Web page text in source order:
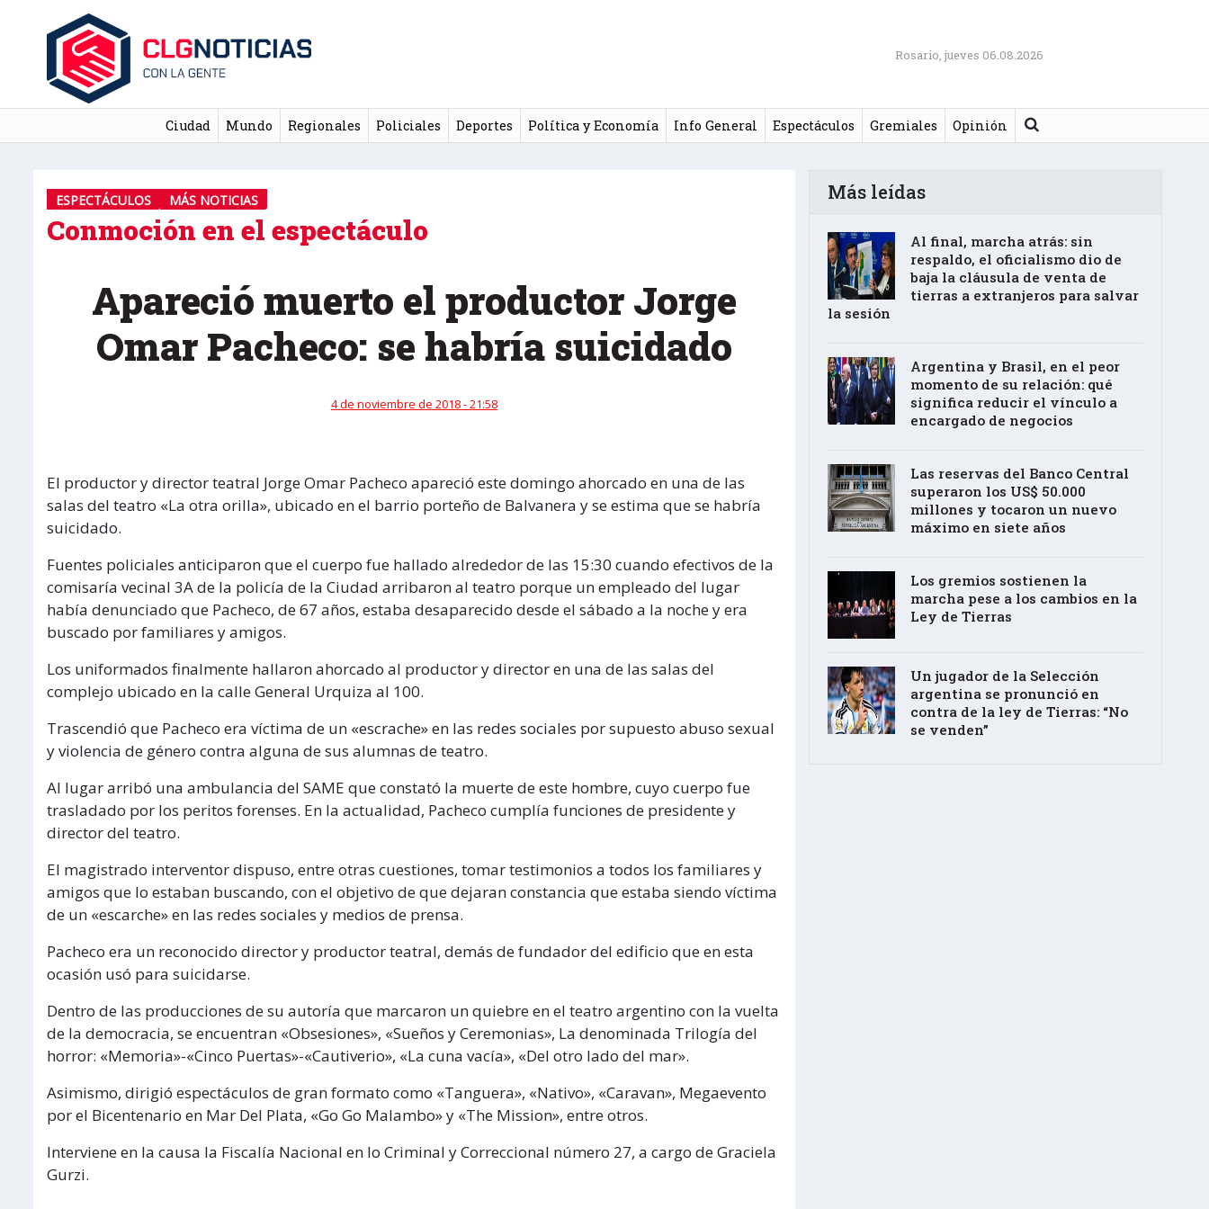
Rosario, jueves 06.08.2026
Ciudad Mundo Regionales Policiales Deportes Política y Economía Info General Espectáculos Gremiales Opinión Buscar
ESPECTÁCULOS MÁS NOTICIAS
Conmoción en el espectáculo
Apareció muerto el productor Jorge
Omar Pacheco: se habría suicidado
4 de noviembre de 2018 - 21:58
El productor y director teatral Jorge Omar Pacheco apareció este domingo ahorcado en una de las
salas del teatro «La otra orilla», ubicado en el barrio porteño de Balvanera y se estima que se habría
suicidado.
Fuentes policiales anticiparon que el cuerpo fue hallado alrededor de las 15:30 cuando efectivos de la
comisaría vecinal 3A de la policía de la Ciudad arribaron al teatro porque un empleado del lugar
había denunciado que Pacheco, de 67 años, estaba desaparecido desde el sábado a la noche y era
buscado por familiares y amigos.
Los uniformados finalmente hallaron ahorcado al productor y director en una de las salas del
complejo ubicado en la calle General Urquiza al 100.
Trascendió que Pacheco era víctima de un «escrache» en las redes sociales por supuesto abuso sexual
y violencia de género contra alguna de sus alumnas de teatro.
Al lugar arribó una ambulancia del SAME que constató la muerte de este hombre, cuyo cuerpo fue
trasladado por los peritos forenses. En la actualidad, Pacheco cumplía funciones de presidente y
director del teatro.
El magistrado interventor dispuso, entre otras cuestiones, tomar testimonios a todos los familiares y
amigos que lo estaban buscando, con el objetivo de que dejaran constancia que estaba siendo víctima
de un «escarche» en las redes sociales y medios de prensa.
Pacheco era un reconocido director y productor teatral, demás de fundador del edificio que en esta
ocasión usó para suicidarse.
Dentro de las producciones de su autoría que marcaron un quiebre en el teatro argentino con la vuelta
de la democracia, se encuentran «Obsesiones», «Sueños y Ceremonias», La denominada Trilogía del
horror: «Memoria»-«Cinco Puertas»-«Cautiverio», «La cuna vacía», «Del otro lado del mar».
Asimismo, dirigió espectáculos de gran formato como «Tanguera», «Nativo», «Caravan», Megaevento
por el Bicentenario en Mar Del Plata, «Go Go Malambo» y «The Mission», entre otros.
Interviene en la causa la Fiscalía Nacional en lo Criminal y Correccional número 27, a cargo de Graciela
Gurzi.
Más leídas
Al final, marcha atrás: sin
respaldo, el oficialismo dio de
baja la cláusula de venta de
tierras a extranjeros para salvar
la sesión
Argentina y Brasil, en el peor
momento de su relación: qué
significa reducir el vínculo a
encargado de negocios
Las reservas del Banco Central
superaron los US$ 50.000
millones y tocaron un nuevo
máximo en siete años
Los gremios sostienen la
marcha pese a los cambios en la
Ley de Tierras
Un jugador de la Selección
argentina se pronunció en
contra de la ley de Tierras: “No
se venden”